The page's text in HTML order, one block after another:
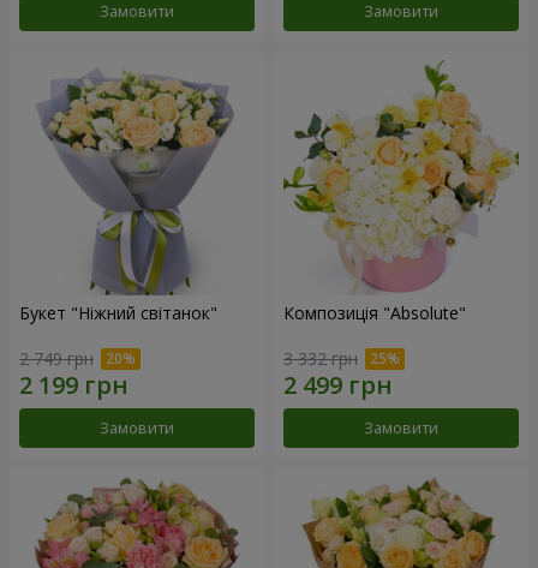
Замовити Замовити
Букет "Ніжний світанок"
2 749 грн
Замовити
Композиція "Absolute"
3 332 грн
Замовити